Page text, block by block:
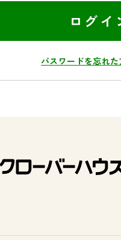
ログイ
パスワードを忘れ